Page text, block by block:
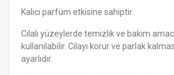
Kalıcı parfüm etkisine sahiptir.
Cilalı yüzeylerde temizlik ve bakım
kullanılabilir. Cilayı korur ve parlak
ayarlıdır.